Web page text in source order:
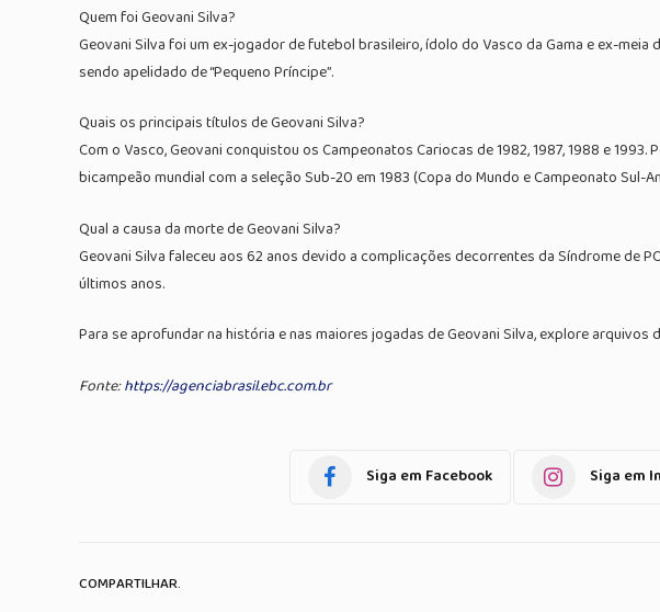
Quem foi Geovani Silva?
Geovani Silva foi um ex-jogador de futebol brasileiro, ídolo do Vasco da Gama e ex-
sendo apelidado de “Pequeno Príncipe”.
Quais os principais títulos de Geovani Silva?
Com o Vasco, Geovani conquistou os Campeonatos Cariocas de 1982, 1987, 1988 e
bicampeão mundial com a seleção Sub-20 em 1983 (Copa do Mundo e Campeonato Sul-
Qual a causa da morte de Geovani Silva?
Geovani Silva faleceu aos 62 anos devido a complicações decorrentes da Síndrome de
últimos anos.
Para se aprofundar na história e nas maiores jogadas de Geovani Silva, explore
Fonte:https://agenciabrasil.ebc.com.br
Siga em Facebook Siga em
COMPARTILHAR.